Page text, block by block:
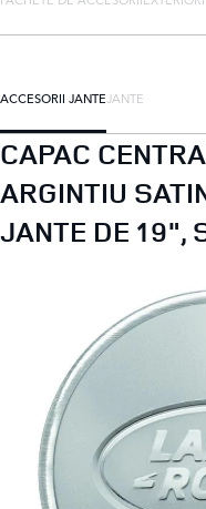
ACCESORII JANTEJANTE
CAPAC
ARGINTIU
JANTE DE 19",